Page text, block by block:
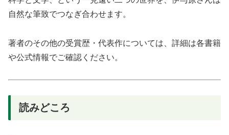
自然な筆致でつなぎ合わせます。
著者のその他の受賞歴・代表作については、詳細は各書籍
や公式情報でご確認ください。
読みどころ